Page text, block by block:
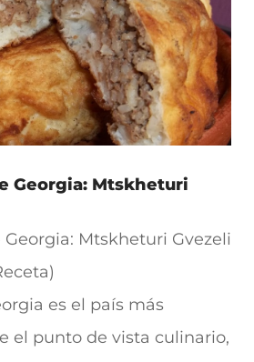
Georgia: Mtskheturi
Mtskheturi Gvezeli
es el país más
el punto de vista culinario,